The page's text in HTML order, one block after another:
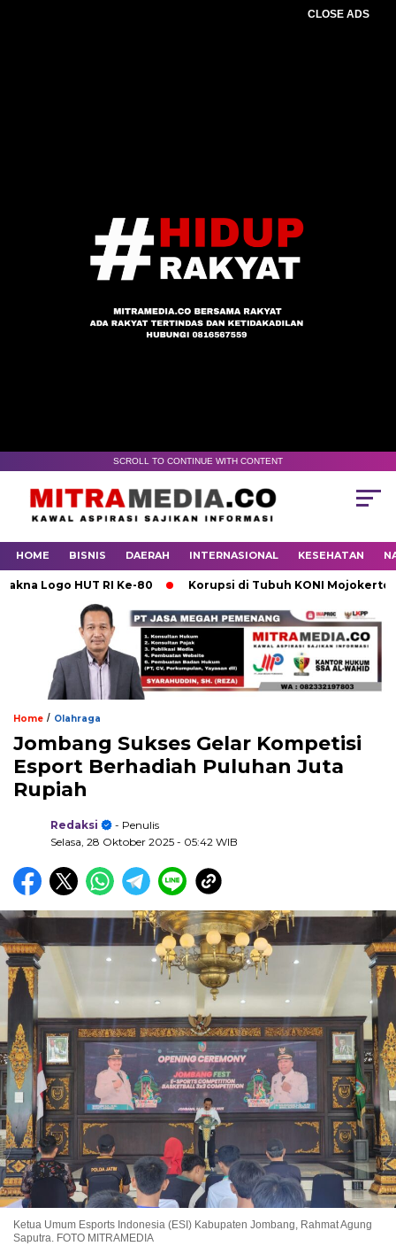
CLOSE ADS
SCROLL TO CONTINUE WITH CONTENT
HOME BISNIS DAERAH INTERNASIONAL KESEHATAN
HUT RI Ke-80 Korupsi di Tubuh KONI Mojokerto
Home / Olahraga
Jombang Sukses Gelar Kompetisi
Esport Berhadiah Puluhan Juta
Rupiah
Redaksi
- Penulis
Selasa, 28 Oktober 2025 - 05:42 WIB
Ketua Umum Esports Indonesia (ESI) Kabupaten Jombang, Rahmat Agung
Saputra. FOTO MITRAMEDIA